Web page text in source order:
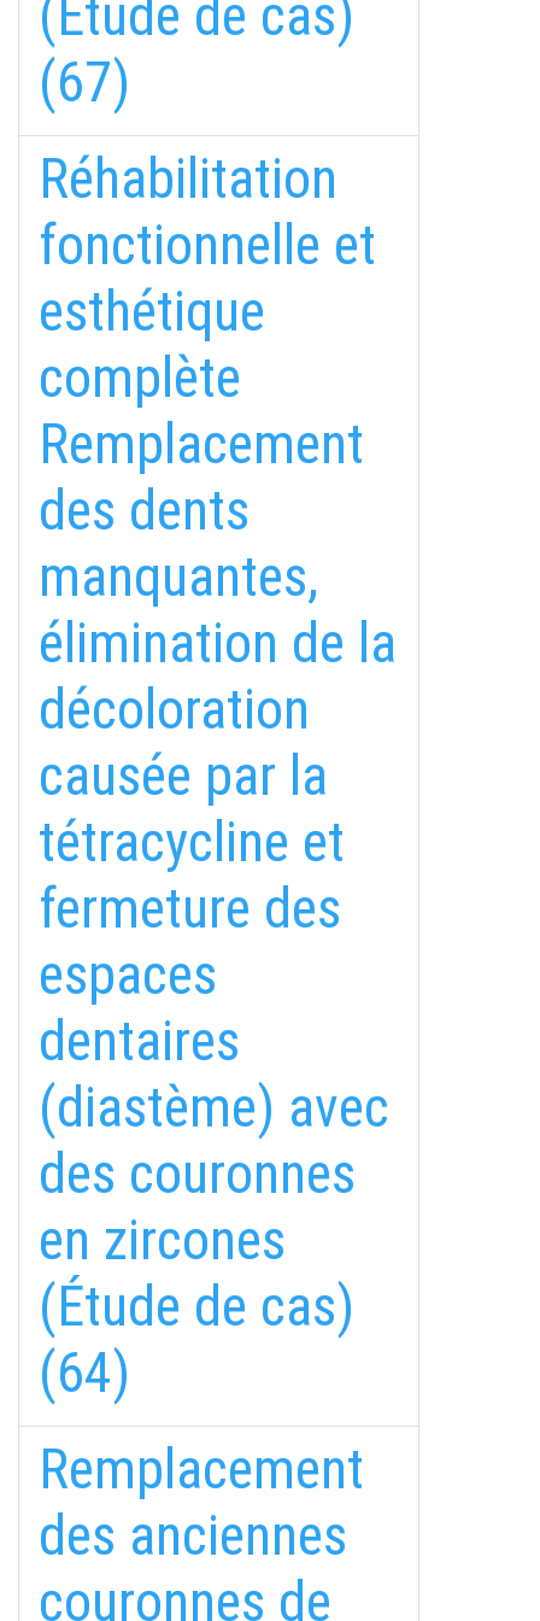
(Étude de cas)
(67)
Réhabilitation
fonctionnelle et
esthétique
complète
Remplacement
des dents
manquantes,
élimination de la
décoloration
causée par la
tétracycline et
fermeture des
espaces
dentaires
(diastème) avec
des couronnes
en zircones
(Étude de cas)
(64)
Remplacement
des anciennes
couronnes de